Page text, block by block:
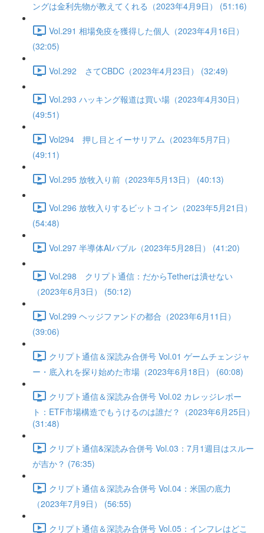
ングは金利先物が教えてくれる（2023年4月9日） (51:16)
Vol.291 相場免疫を獲得した個人（2023年4月16日）
(32:05)
Vol.292 さてCBDC（2023年4月23日） (32:49)
Vol.293 ハッキング報道は買い場（2023年4月30日）
(49:51)
Vol294 押し目とイーサリアム（2023年5月7日）
(49:11)
Vol.295 放牧入り前（2023年5月13日） (40:13)
Vol.296 放牧入りするビットコイン（2023年5月21日）
(54:48)
Vol.297 半導体AIバブル（2023年5月28日） (41:20)
Vol.298 クリプト通信：だからTetherは潰せない
（2023年6月3日） (50:12)
Vol.299 ヘッジファンドの都合（2023年6月11日）
(39:06)
クリプト通信＆深読み合併号 Vol.01 ゲームチェンジャ
ー・底入れを探り始めた市場（2023年6月18日） (60:08)
クリプト通信＆深読み合併号 Vol.02 カレッジレポー
ト：ETF市場構造でもうけるのは誰だ？（2023年6月25日）
(31:48)
クリプト通信&深読み合併号 Vol.03：7月1週目はスルー
が吉か？ (76:35)
クリプト通信＆深読み合併号 Vol.04：米国の底力
（2023年7月9日） (56:55)
クリプト通信＆深読み合併号 Vol.05：インフレはどこ